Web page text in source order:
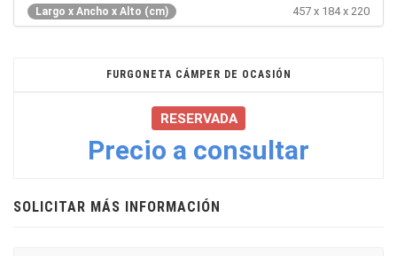
Largo x Ancho x Alto (cm) 457 x 184 x 220
FURGONETA CÁMPER DE OCASIÓN
RESERVADA
Precio a consultar
SOLICITAR MÁS INFORMACIÓN